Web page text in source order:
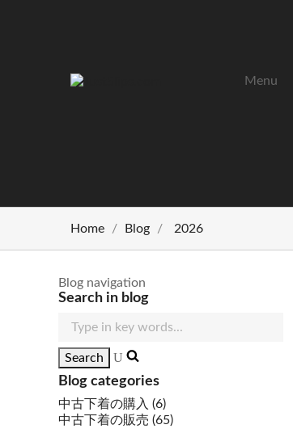
Menu
Home Blog 2026
Blog navigation
Search in blog
Blog categories
中古下着の購入 (6)
中古下着の販売 (65)